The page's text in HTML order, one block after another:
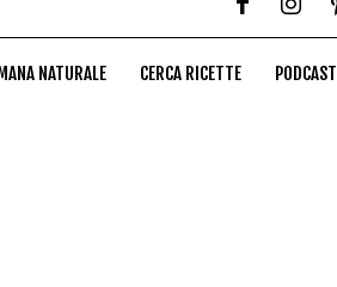
NATURALE CERCA RICETTE PODCAST